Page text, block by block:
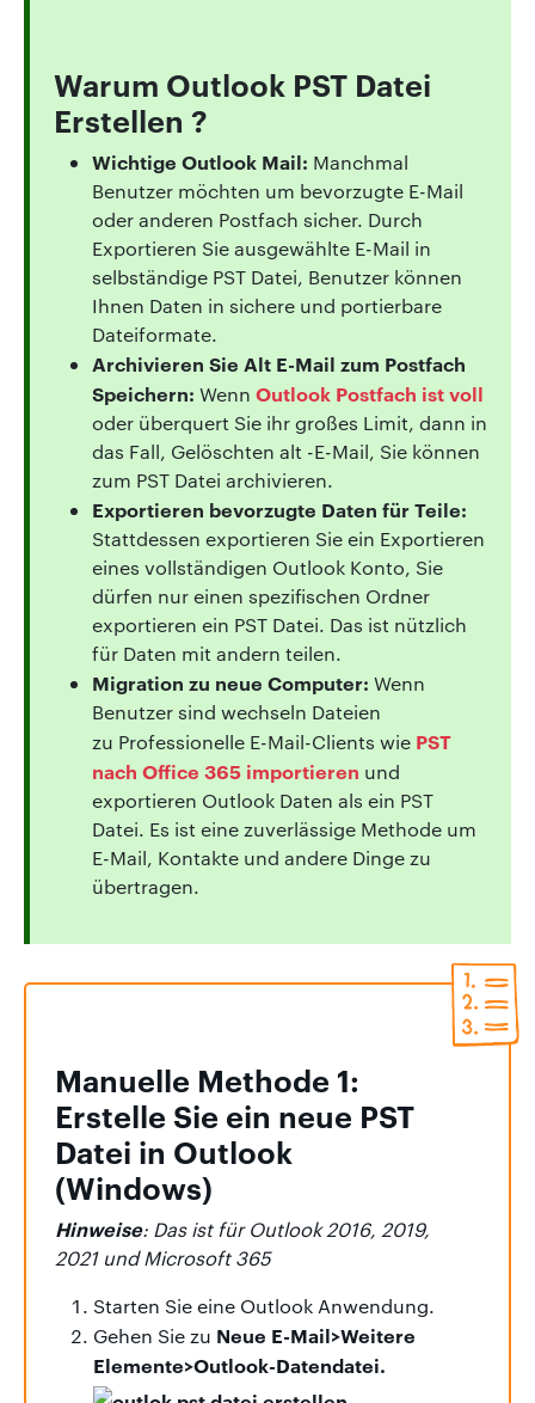
Warum Outlook PST Datei
Erstellen ?
Wichtige Outlook Mail: Manchmal
Benutzer möchten um bevorzugte E-Mail
oder anderen Postfach sicher. Durch
Exportieren Sie ausgewählte E-Mail in
selbständige PST Datei, Benutzer können
Ihnen Daten in sichere und portierbare
Dateiformate.
Archivieren Sie Alt E-Mail zum Postfach
Speichern: Wenn Outlook Postfach ist voll
oder überquert Sie ihr großes Limit, dann in
das Fall, Gelöschten alt -E-Mail, Sie können
zum PST Datei archivieren.
Exportieren bevorzugte Daten für Teile:
Stattdessen exportieren Sie ein Exportieren
eines vollständigen Outlook Konto, Sie
dürfen nur einen spezifischen Ordner
exportieren ein PST Datei. Das ist nützlich
für Daten mit andern teilen.
Migration zu neue Computer: Wenn
Benutzer sind wechseln Dateien
zu Professionelle E-Mail-Clients wie PST
nach Office 365 importieren und
exportieren Outlook Daten als ein PST
Datei. Es ist eine zuverlässige Methode um
E-Mail, Kontakte und andere Dinge zu
übertragen.
Manuelle Methode 1:
Erstelle Sie ein neue PST
Datei in Outlook
(Windows)
Hinweise: Das ist für Outlook 2016, 2019,
2021 und Microsoft 365
Starten Sie eine Outlook Anwendung.
Gehen Sie zu Neue E-Mail>Weitere
Elemente>Outlook-Datendatei.